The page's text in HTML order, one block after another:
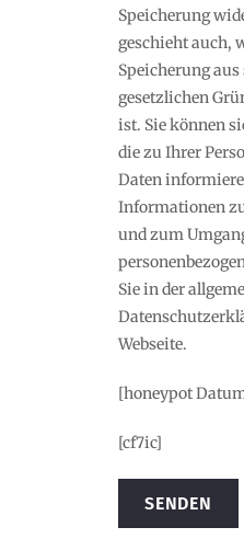
Speicherung
geschieht auch,
Speicherung
gesetzlichen
ist. Sie können
die zu Ihrer
Daten
Informationen
und zum
Sie in der
Webseite.
[honeypot
[cf7ic]